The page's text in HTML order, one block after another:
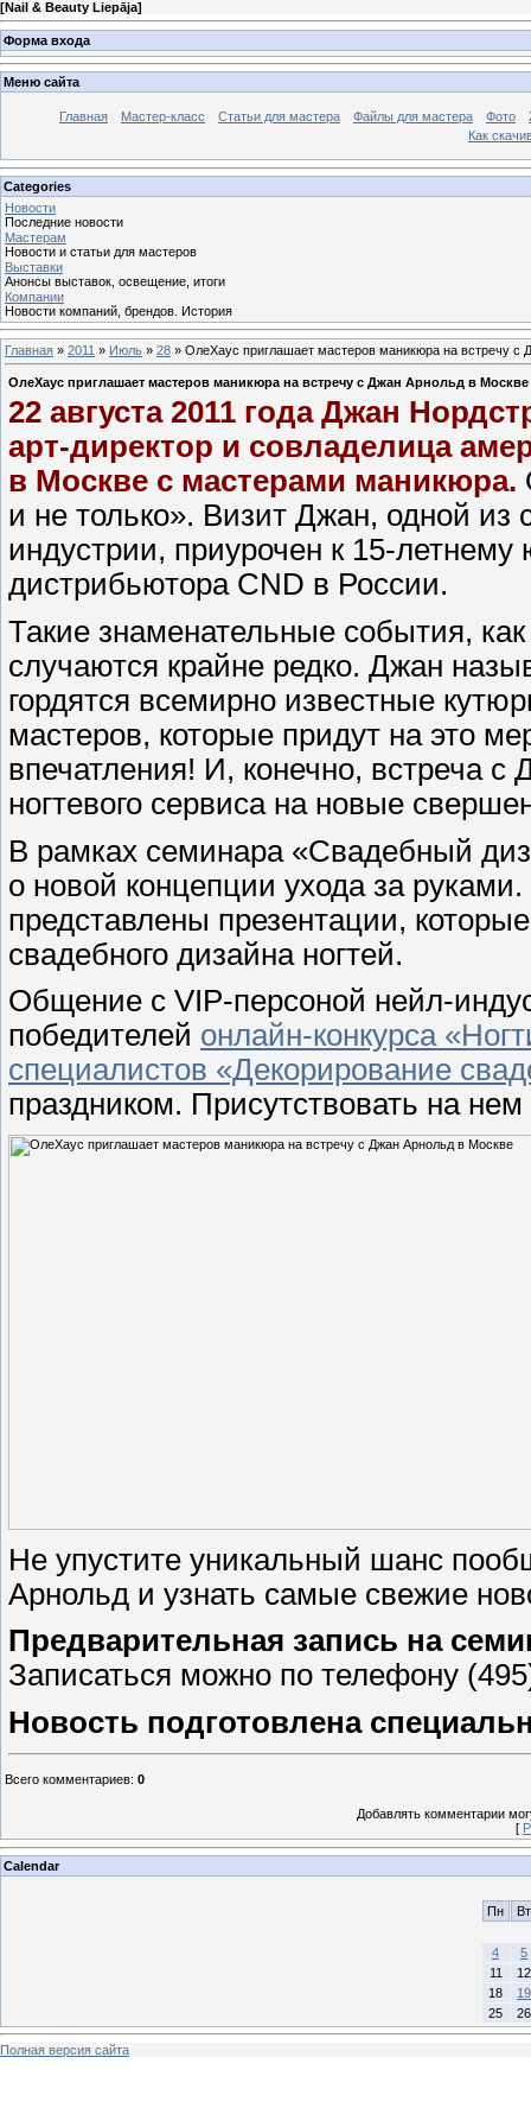
[Nail & Beauty Liepāja]
Форма входа
Меню сайта
Главная Мастер-класс Статьи для мастера Файлы для мастера Фото
Как
Categories
Новости
Последние новости
Мастерам
Новости и статьи для мастеров
Выставки
Анонсы выставок, освещение, итоги
Компании
Новости компаний, брендов. История
Главная » 2011 » Июль » 28 » ОлеХаус приглашает мастеров маникюра на встречу с
ОлеХаус приглашает мастеров маникюра на встречу с Джан Арнольд в Москве
22 августа 2011 года Джан
арт-директор и совладелица
в Москве с мастерами маникюра.
и не только». Визит Джан, одной
индустрии, приурочен к 15-
дистрибьютора CND в России.
Такие знаменательные события,
случаются крайне редко. Джан
гордятся всемирно известные
мастеров, которые придут на это
впечатления! И, конечно, встреча
ногтевого сервиса на новые
В рамках семинара «Свадебный
о новой концепции ухода за
представлены презентации,
свадебного дизайна ногтей.
Общение с VIP-персоной нейл-
победителей онлайн-конкурса
специалистов «Декорирование
праздником. Присутствовать на
Не упустите уникальный шанс
Арнольд и узнать самые свежие
Предварительная запись на
Записаться можно по телефону
Новость подготовлена
Всего комментариев: 0
Добавлять комментарии
[
Calendar
Пн Вт
4
5
11
12
18
19
25
26
Полная версия сайта